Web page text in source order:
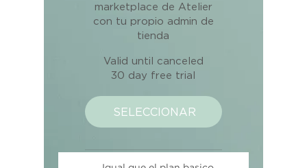
marketplace de Atelier
con tu propio admin de
tienda
Valid until canceled
30 day free trial
SELECCIONAR